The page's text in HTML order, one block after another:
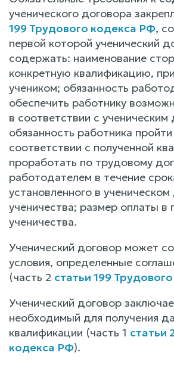
ученического договора
199 Трудового кодекса РФ,
первой которой ученический
содержать: наименование
конкретную квалификацию,
учеником; обязанность
обеспечить работнику
в соответствии с
обязанность работника
соответствии с полученной
проработать по трудовому
работодателем в течение
установленного в
ученичества; размер оплаты в
ученичества.
Ученический договор может
условия, определенные
(часть 2 статьи 199
Ученический договор
необходимый для получения
квалификации (часть 1 статьи
кодекса РФ).